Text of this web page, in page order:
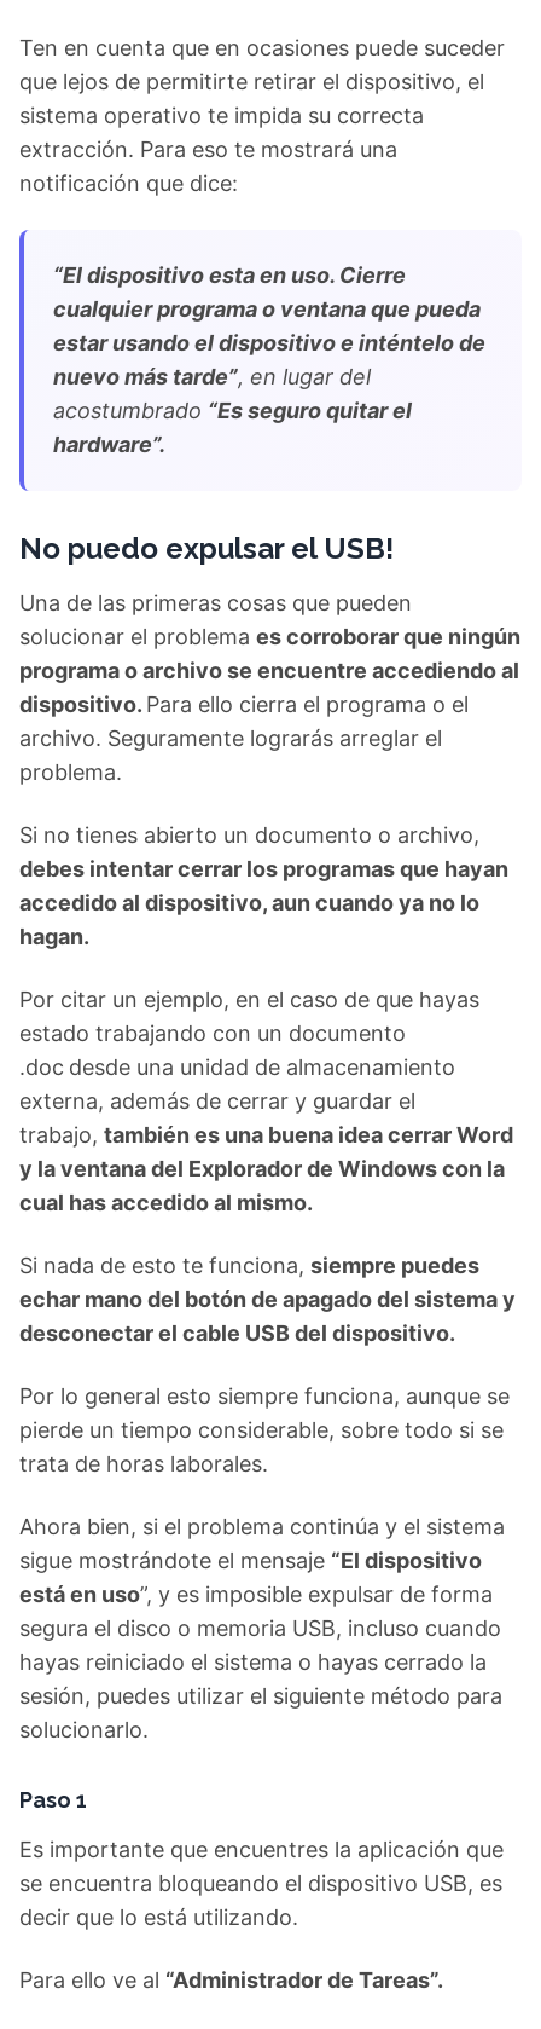
Ten en cuenta que en ocasiones puede suceder
que lejos de permitirte retirar el dispositivo, el
sistema operativo te impida su correcta
extracción. Para eso te mostrará una
notificación que dice:
“El dispositivo esta en uso. Cierre
cualquier programa o ventana que pueda
estar usando el dispositivo e inténtelo de
nuevo más tarde”, en lugar del
acostumbrado “Es seguro quitar el
hardware”.
No puedo expulsar el USB!
Una de las primeras cosas que pueden
solucionar el problema es corroborar que ningún
programa o archivo se encuentre accediendo al
dispositivo. Para ello cierra el programa o el
archivo. Seguramente lograrás arreglar el
problema.
Si no tienes abierto un documento o archivo,
debes intentar cerrar los programas que hayan
accedido al dispositivo, aun cuando ya no lo
hagan.
Por citar un ejemplo, en el caso de que hayas
estado trabajando con un documento
.doc desde una unidad de almacenamiento
externa, además de cerrar y guardar el
trabajo, también es una buena idea cerrar Word
y la ventana del Explorador de Windows con la
cual has accedido al mismo.
Si nada de esto te funciona, siempre puedes
echar mano del botón de apagado del sistema y
desconectar el cable USB del dispositivo.
Por lo general esto siempre funciona, aunque se
pierde un tiempo considerable, sobre todo si se
trata de horas laborales.
Ahora bien, si el problema continúa y el sistema
sigue mostrándote el mensaje “El dispositivo
está en uso”, y es imposible expulsar de forma
segura el disco o memoria USB, incluso cuando
hayas reiniciado el sistema o hayas cerrado la
sesión, puedes utilizar el siguiente método para
solucionarlo.
Paso 1
Es importante que encuentres la aplicación que
se encuentra bloqueando el dispositivo USB, es
decir que lo está utilizando.
Para ello ve al “Administrador de Tareas”.